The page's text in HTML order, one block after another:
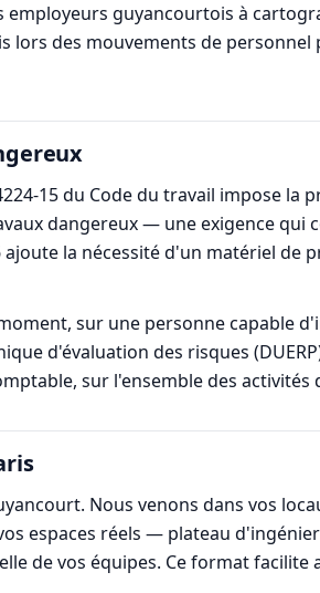
guyancourtois à
des mouvements de personnel
15 du Code du travail impose la
dangereux — une exigence qui
la nécessité d'un matériel de
sur une personne capable
d'évaluation des risques
sur l'ensemble des activités
Nous venons dans vos
espaces réels — plateau
de vos équipes. Ce format facilite